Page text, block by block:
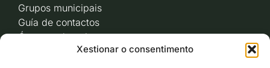
Xestionar o consentimento
Grupos municipais
Guía de contactos
Órganos de goberno
Acceso a videoactas